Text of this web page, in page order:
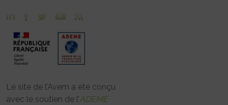
Le site de l’Avem a été conçu
avec le soutien de l’ADEME